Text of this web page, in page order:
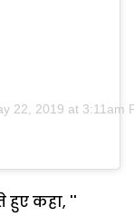
22, 2019 at 3:11am
हुए कहा, ''